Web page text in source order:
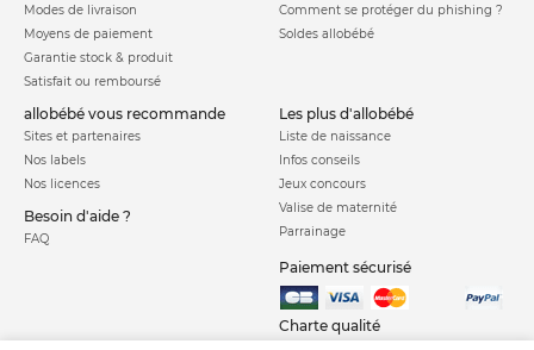
Modes de livraison
Moyens de paiement
Garantie stock & produit
Satisfait ou remboursé
Comment se protéger du phishing ?
Soldes allobébé
allobébé vous recommande
Sites et partenaires
Nos labels
Nos licences
Besoin d'aide ?
FAQ
les plus d'allobébé
Liste de naissance
Infos conseils
Jeux concours
Valise de maternité
Parrainage
Paiement sécurisé
Charte qualité